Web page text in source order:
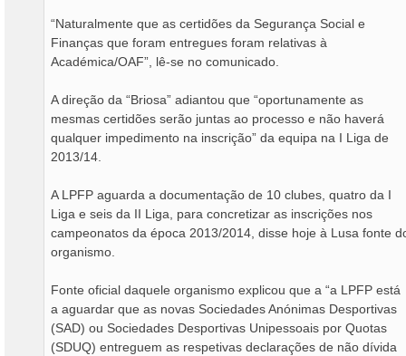
“Naturalmente que as certidões da Segurança Social e
Finanças que foram entregues foram relativas à
Académica/OAF”, lê-se no comunicado.
A direção da “Briosa” adiantou que “oportunamente as
mesmas certidões serão juntas ao processo e não haverá
qualquer impedimento na inscrição” da equipa na I Liga de
2013/14.
A LPFP aguarda a documentação de 10 clubes, quatro da I
Liga e seis da II Liga, para concretizar as inscrições nos
campeonatos da época 2013/2014, disse hoje à Lusa fonte
organismo.
Fonte oficial daquele organismo explicou que a “a LPFP está
a aguardar que as novas Sociedades Anónimas Desportivas
(SAD) ou Sociedades Desportivas Unipessoais por Quotas
(SDUQ) entreguem as respetivas declarações de não dívida